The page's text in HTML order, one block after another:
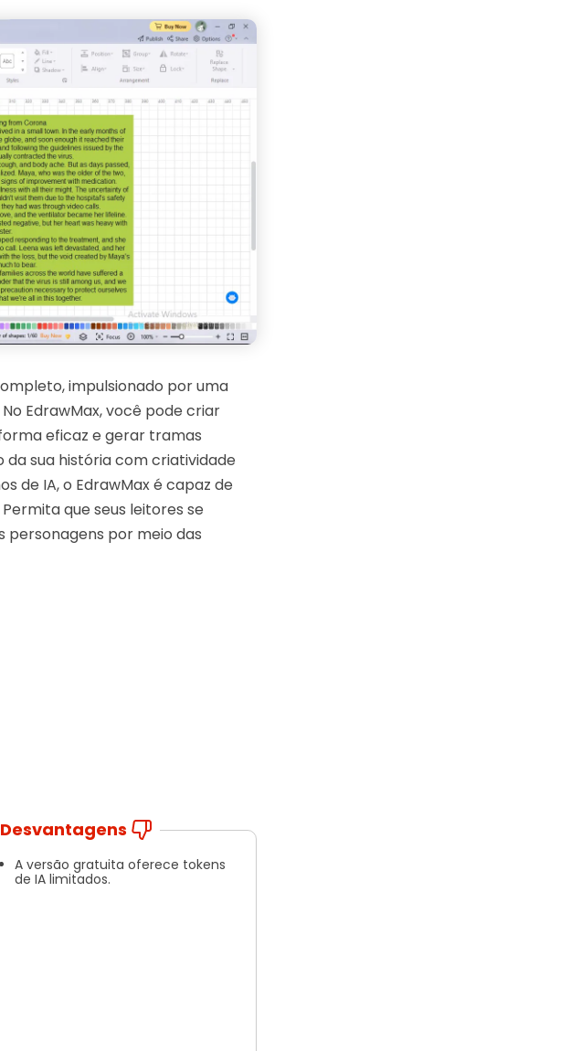
impulsionado por uma
EdrawMax, você pode criar
eficaz e gerar tramas
sua história com criatividade
de IA, o EdrawMax é capaz de
que seus leitores se
por meio das
Desvantagens
A versão gratuita oferece tokens
de IA limitados.